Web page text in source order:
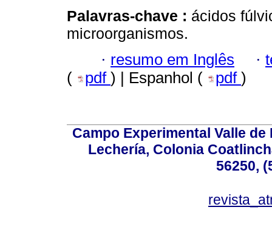
Palavras-chave : ácidos
microorganismos.
· resumo em Inglês ·
(
pdf ) | Espanhol ( pdf )
Campo Experimental Valle
Lechería, Colonia
56250,